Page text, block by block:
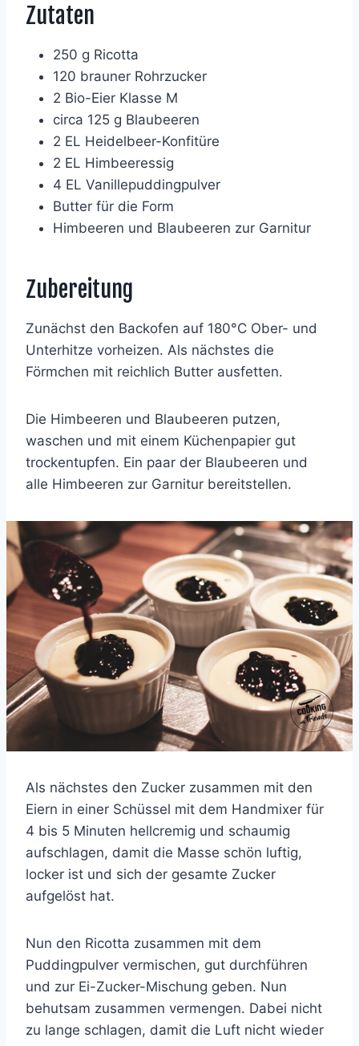
Zutaten
250 g Ricotta
120 brauner Rohrzucker
2 Bio-Eier Klasse M
circa 125 g Blaubeeren
2 EL Heidelbeer-Konfitüre
2 EL Himbeeressig
4 EL Vanillepuddingpulver
Butter für die Form
Himbeeren und Blaubeeren zur Garnitur
Zubereitung
Zunächst den Backofen auf 180°C Ober- und
Unterhitze vorheizen. Als nächstes die
Förmchen mit reichlich Butter ausfetten.
Die Himbeeren und Blaubeeren putzen,
waschen und mit einem Küchenpapier gut
trockentupfen. Ein paar der Blaubeeren und
alle Himbeeren zur Garnitur bereitstellen.
Als nächstes den Zucker zusammen mit den
Eiern in einer Schüssel mit dem Handmixer für
4 bis 5 Minuten hellcremig und schaumig
aufschlagen, damit die Masse schön luftig,
locker ist und sich der gesamte Zucker
aufgelöst hat.
Nun den Ricotta zusammen mit dem
Puddingpulver vermischen, gut durchführen
und zur Ei-Zucker-Mischung geben. Nun
behutsam zusammen vermengen. Dabei nicht
zu lange schlagen, damit die Luft nicht wieder